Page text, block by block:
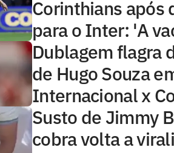
Corinthians após
para o Inter: 'A
Dublagem flagra
de Hugo Souza
Internacional x
Susto de Jimmy
cobra volta a